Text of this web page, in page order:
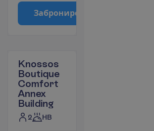
Заброниро
Knossos
Boutique
Comfort
Annex
Building
2 HB